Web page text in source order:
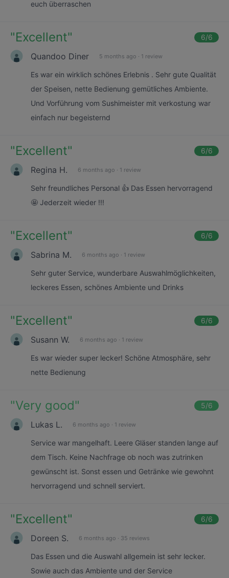
euch überraschen
"Excellent" 6/6
Quandoo Diner 5 months ago · 1 review
Es war ein wirklich schönes Erlebnis . Sehr gute Qualität
der Speisen, nette Bedienung gemütliches Ambiente.
Und Vorführung vom Sushimeister mit verkostung war
einfach nur begeisternd
"Excellent" 6/6
Regina H. 6 months ago · 1 review
Sehr freundliches Personal 👍 Das Essen hervorragend
🤩 Jederzeit wieder !!!
"Excellent" 6/6
Sabrina M. 6 months ago · 1 review
Sehr guter Service, wunderbare Auswahlmöglichkeiten,
leckeres Essen, schönes Ambiente und Drinks
"Excellent" 6/6
Susann W. 6 months ago · 1 review
Es war wieder super lecker! Schöne Atmosphäre, sehr
nette Bedienung
"Very good" 5/6
Lukas L. 6 months ago · 1 review
Service war mangelhaft. Leere Gläser standen lange auf
dem Tisch. Keine Nachfrage ob noch was zutrinken
gewünscht ist. Sonst essen und Getränke wie gewohnt
hervorragend und schnell serviert.
"Excellent" 6/6
Doreen S. 6 months ago · 35 reviews
Das Essen und die Auswahl allgemein ist sehr lecker.
Sowie auch das Ambiente und der Service